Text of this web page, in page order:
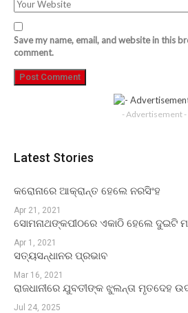
Save my name, email, and website in this
comment.
- Advertisement -
Latest Stories
କରୋନାରେ ଆକ୍ରାନ୍ତ ହେଲେ ନରସିଂହ
Apr 21, 2021
ସୋମନାଥଙ୍କପୀଠରେ ଏକାଠି ହେଲେ ଦୁଇଟି
Apr 1, 2021
ସତ୍ୟସନ୍ଧାନର ପ୍ରଭାବ
Mar 16, 2021
ରାଜଧାନୀରେ ଯୁବତୀଙ୍କ ଝୁଲନ୍ତା ମୃତଦେହ
Jul 24, 2025